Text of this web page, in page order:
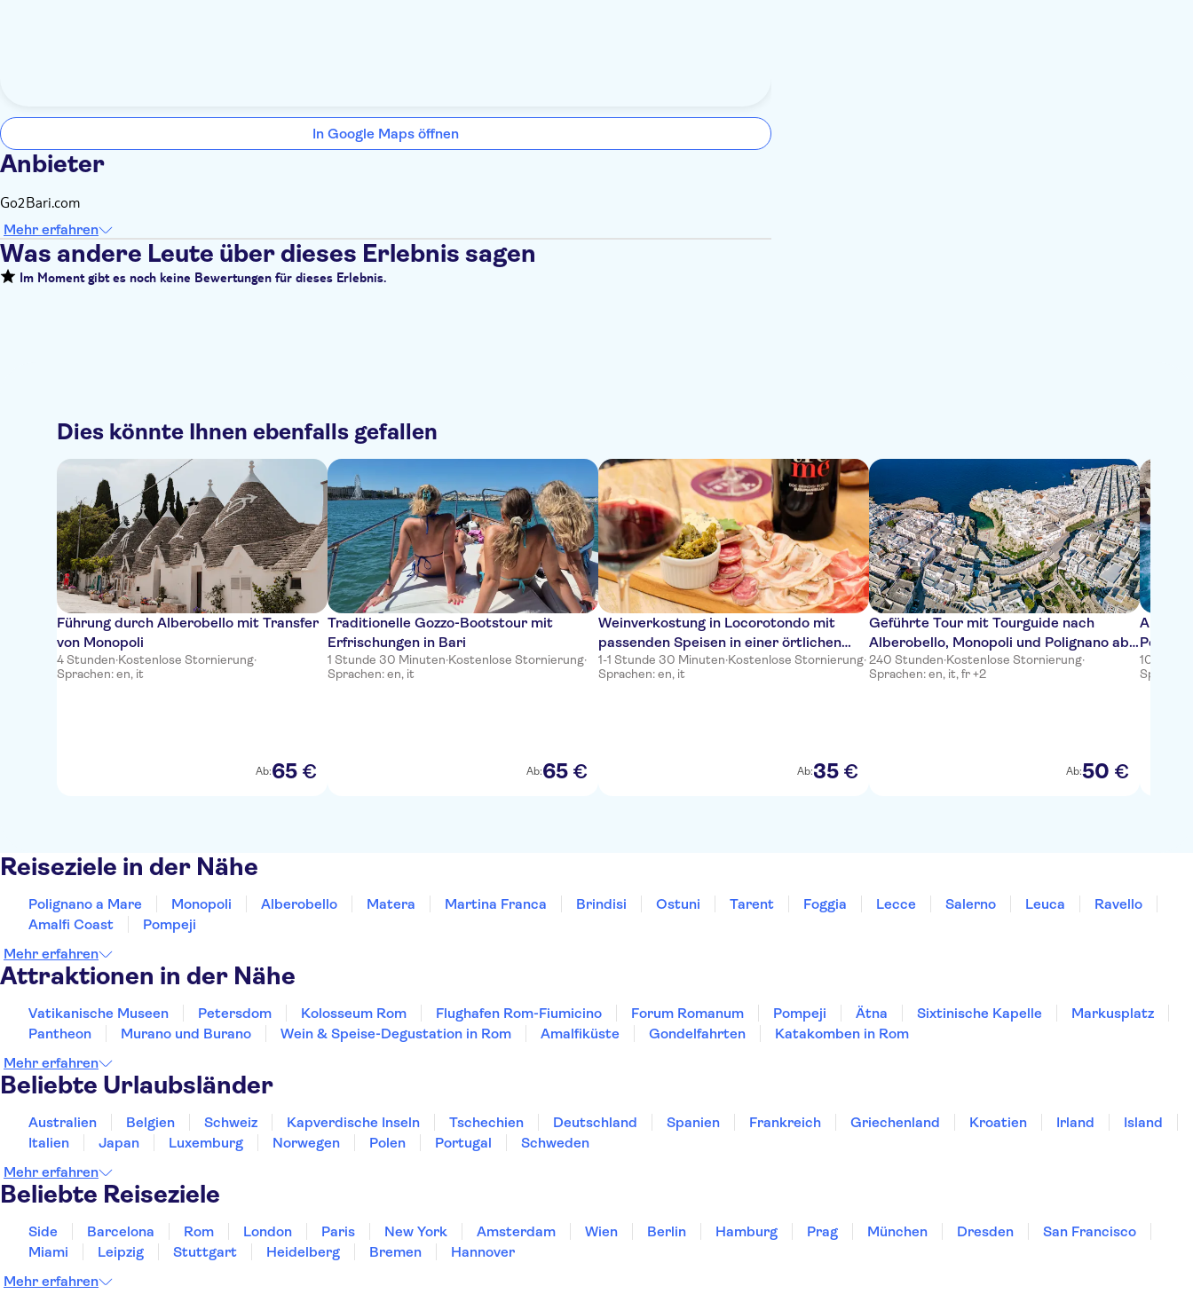
In Google Maps öffnen
Anbieter
Go2Bari.com
Mehr erfahren
Was andere Leute über dieses Erlebnis sagen
Im Moment gibt es noch keine Bewertungen für dieses Erlebnis.
Dies könnte Ihnen ebenfalls gefallen
Führung durch Alberobello mit Transfer
von Monopoli
4 Stunden·Kostenlose Stornierung·
Sprachen: en, it
Ab:65 €
Traditionelle Gozzo-Bootstour mit
Erfrischungen in Bari
1 Stunde 30 Minuten·Kostenlose Stornierung·
Sprachen: en, it
Ab:65 €
Weinverkostung in Locorotondo mit
passenden Speisen in einer örtlichen
Weinhandlung
1-1 Stunde 30 Minuten·Kostenlose Stornierung·
Sprachen: en, it
Ab:35 €
Geführte Tour mit Tourguide nach
Alberobello, Monopoli und Polignano ab
Bari oder Polignano a Mare
240 Stunden·Kostenlose Stornierung·
Sprachen: en, it, fr +2
Ab:50 €
10
Reiseziele in der Nähe
Polignano a Mare Monopoli Alberobello Matera Martina Franca Brindisi Ostuni Tarent Foggia Lecce Salerno Leuca
Ravello
Amalfi Coast
Pompeji
Mehr erfahren
Attraktionen in der Nähe
Vatikanische Museen Petersdom Kolosseum Rom Flughafen Rom-Fiumicino Forum Romanum Pompeji Ätna Sixtinische Kapelle
Markusplatz
Pantheon
Murano und Burano Wein & Speise-Degustation in Rom Amalfiküste Gondelfahrten
Katakomben in Rom
Mehr erfahren
Beliebte Urlaubsländer
Australien Belgien Schweiz Kapverdische Inseln Tschechien Deutschland Spanien Frankreich Griechenland Kroatien Irland
Island
Italien
Japan Luxemburg Norwegen Polen Portugal
Schweden
Mehr erfahren
Beliebte Reiseziele
Side Barcelona Rom London Paris New York Amsterdam Wien Berlin Hamburg Prag München Dresden
San Francisco
Miami
Leipzig Stuttgart Heidelberg Bremen
Hannover
Mehr erfahren